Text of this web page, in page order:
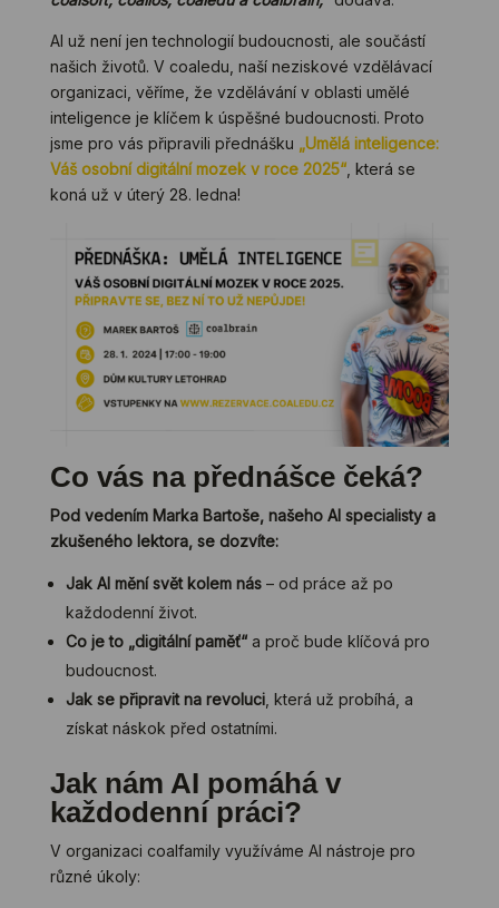
AI už není jen technologií budoucnosti, ale součástí
našich životů. V coaledu, naší neziskové vzdělávací
organizaci, věříme, že vzdělávání v oblasti umělé
inteligence je klíčem k úspěšné budoucnosti. Proto
jsme pro vás připravili přednášku „Umělá inteligence:
Váš osobní digitální mozek v roce 2025“, která se
koná už v úterý 28. ledna!
Co vás na přednášce čeká?
Pod vedením Marka Bartoše, našeho AI specialisty a
zkušeného lektora, se dozvíte:
Jak AI mění svět kolem nás– od práce až po
každodenní život.
Co je to „digitální paměť“a proč bude klíčová pro
budoucnost.
Jak se připravit na revoluci, která už probíhá, a
získat náskok před ostatními.
Jak nám AI pomáhá v
každodenní práci?
V organizaci coalfamily využíváme AI nástroje pro
různé úkoly: